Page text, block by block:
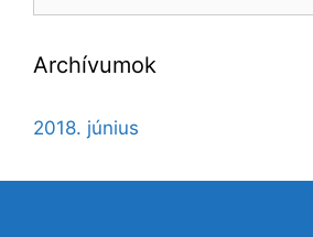
Archívumok
2018. június